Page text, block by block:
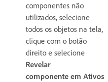
componentes não
utilizados, selecione
todos os objetos na tela,
clique com o botão
direito e selecione
Revelar
componente em Ativos